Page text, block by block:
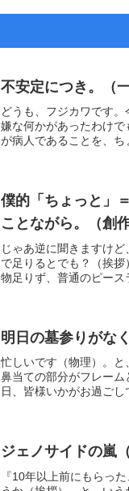
不安定につき。（
どうも、フジカワです
嫌な何かがあったわけ
が病人であることを、ち
僕的「ちょっと」
ことながら。（創
じゃあ逆に聞きますけ
で足りるとでも？（挨
物足りず、普通のピース
明日の墓参りがな
忙しいです（物理）。と
鼻当ての部分がフレー
日、皆様いかがお過ご
ジェノサイドの嵐
『10年以上前にもらっ